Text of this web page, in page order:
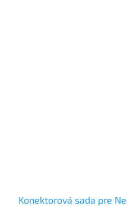
Konektorová sada pre